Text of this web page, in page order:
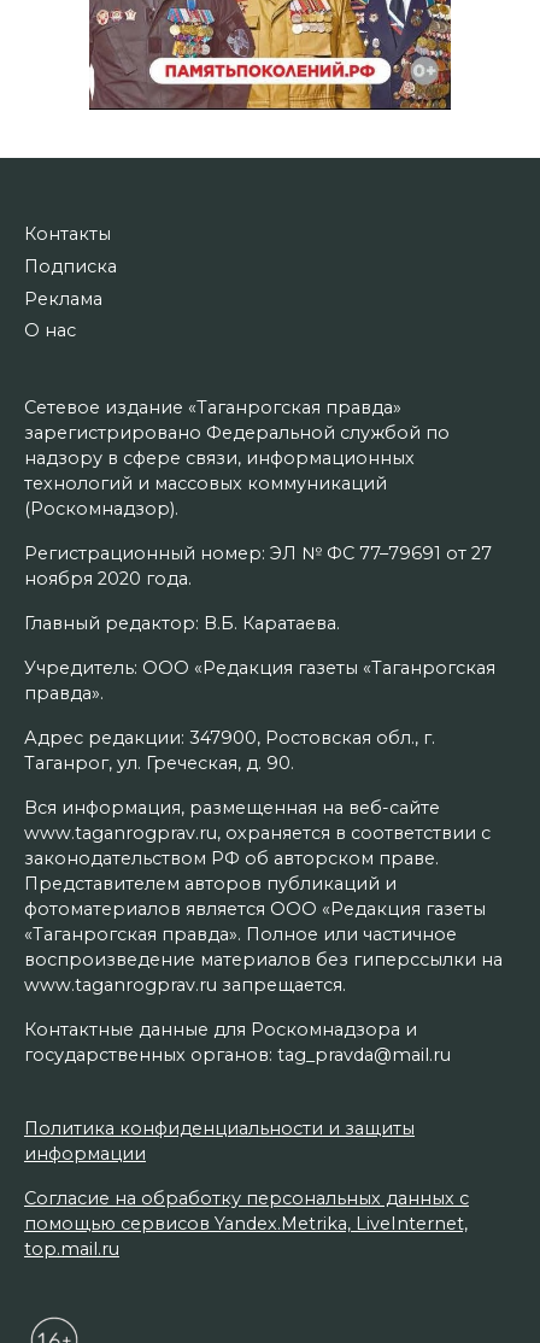
Контакты
Подписка
Реклама
О нас
Сетевое издание «Таганрогская правда»
зарегистрировано Федеральной службой по
надзору в сфере связи, информационных
технологий и массовых коммуникаций
(Роскомнадзор).
Регистрационный номер: ЭЛ № ФС 77–79691 от 27
ноября 2020 года.
Главный редактор: В.Б. Каратаева.
Учредитель: ООО «Редакция газеты «Таганрогская
правда».
Адрес редакции: 347900, Ростовская обл., г.
Таганрог, ул. Греческая, д. 90.
Вся информация, размещенная на веб-сайте
www.taganrogprav.ru, охраняется в соответствии с
законодательством РФ об авторском праве.
Представителем авторов публикаций и
фотоматериалов является ООО «Редакция газеты
«Таганрогская правда». Полное или частичное
воспроизведение материалов без гиперссылки на
www.taganrogprav.ru запрещается.
Контактные данные для Роскомнадзора и
государственных органов: tag_pravda@mail.ru
Политика конфиденциальности и защиты
информации
Согласие на обработку персональных данных с
помощью сервисов Yandex.Metrika, LiveInternet,
top.mail.ru